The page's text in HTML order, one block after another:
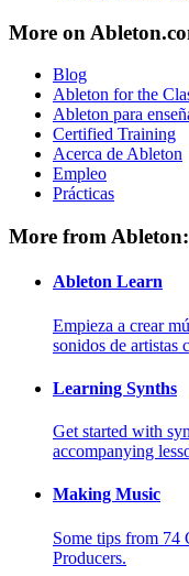
More on
Blog
Ableton for the
Ableton para
Certified Training
Acerca de Ableton
Empleo
Prácticas
More from Ableton:
Ableton Learn
Empieza a crear
sonidos de artistas
Learning Synths
Get started with
accompanying
Making Music
Some tips from 74
Producers.